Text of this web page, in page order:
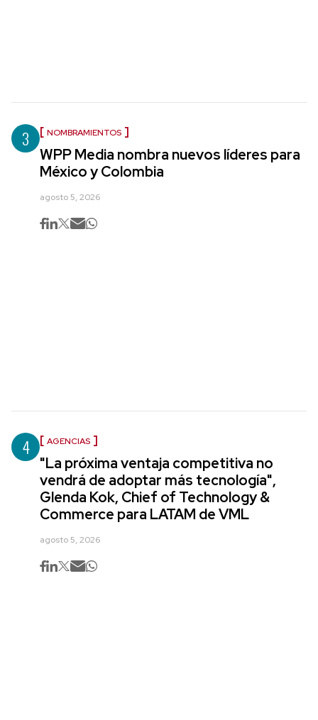
3 NOMBRAMIENTOS
WPP Media nombra nuevos líderes para
México y Colombia
agosto 5, 2026
4 AGENCIAS
"La próxima ventaja competitiva no
vendrá de adoptar más tecnología",
Glenda Kok, Chief of Technology &
Commerce para LATAM de VML
agosto 5, 2026